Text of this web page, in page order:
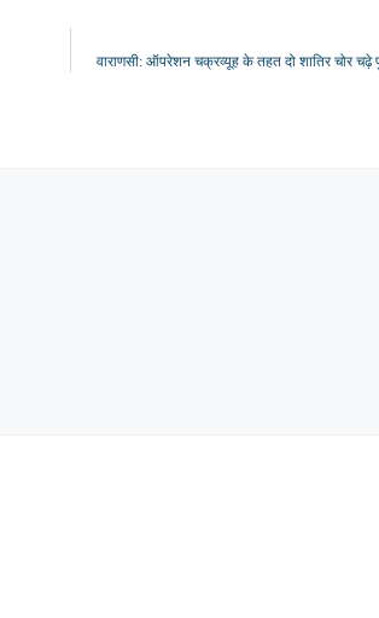
वाराणसी: ऑपरेशन चक्रव्यूह के तहत दो शातिर चोर